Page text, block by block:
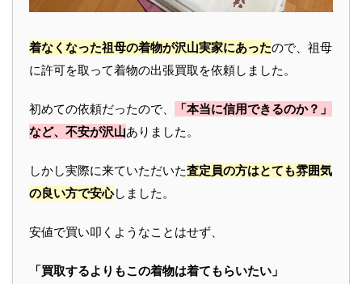
着なくなった祖母の着物が沢山実家にあったので、祖母
に許可を取って着物の出張買取を依頼しました。
初めての依頼だったので、
「本当に信用できるのか？」
など、不安が沢山ありました。
しかし実際に来ていただいた査定員の方はとても雰囲気
の良い方で安心しました。
安値で買い叩くようなことはせず、
「買取するよりもこの着物は着てもらいたい」